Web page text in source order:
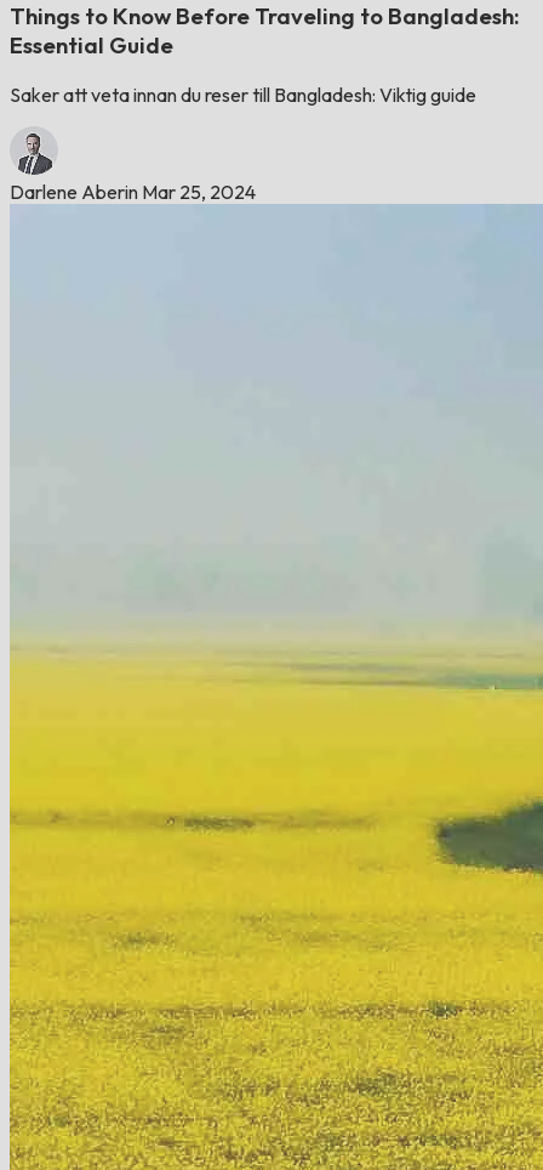
Things to Know Before Traveling to Bangladesh:
Essential Guide
Saker att veta innan du reser till Bangladesh: Viktig guide
Darlene Aberin Mar 25, 2024